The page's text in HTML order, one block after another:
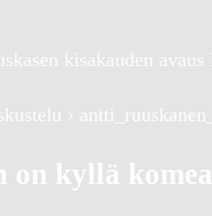
kisakauden
›
kyllä